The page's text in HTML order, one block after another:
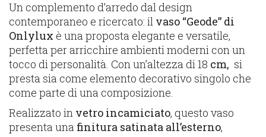
Un complemento d’arredo dal design
contemporaneo e ricercato: il vaso “Geode” di
Onlylux è una proposta elegante e versatile,
perfetta per arricchire ambienti moderni con un
tocco di personalità. Con un’altezza di 18 cm, si
presta sia come elemento decorativo singolo che
come parte di una composizione.
Realizzato in vetro incamiciato, questo vaso
presenta una finitura satinata all’esterno,